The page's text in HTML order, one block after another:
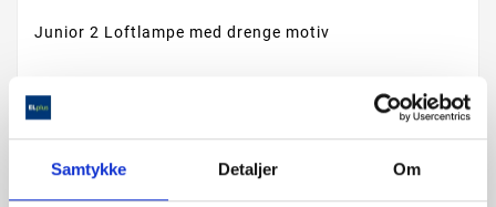
Samtykke Detaljer Om
Junior 2 Loftlampe med drenge motiv
ANTAL :